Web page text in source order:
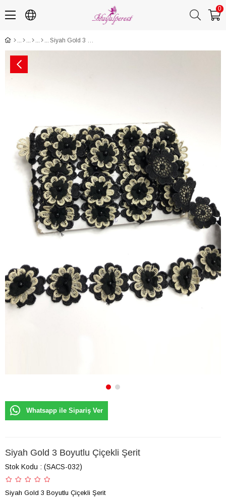
0
Siyah Gold 3 Boyutlu Çiçekli Şerit
Whatsapp ile Sipariş Ver
Siyah Gold 3 Boyutlu Çiçekli Şerit
Stok Kodu (SACS-032)
Siyah Gold 3 Boyutlu Çiçekli Şerit